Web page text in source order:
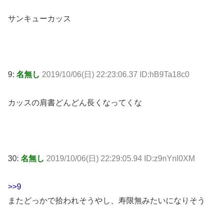
サンキューカッス
9: 名無し 2019/10/06(日) 22:23:06.37 ID:hB9Ta18c0
カッスの肩書どんどん長くなってくな
30: 名無し 2019/10/06(日) 22:29:05.94 ID:z9nYnl0XM
>>9
またどっかで拾われそうやし、寿限無みたいになりそう